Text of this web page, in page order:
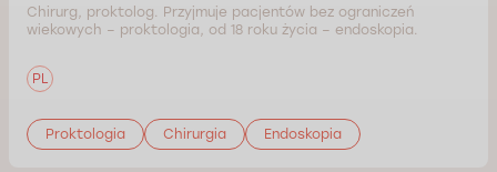
Chirurg, proktolog. Przyjmuje pacjentów bez ograniczeń
wiekowych – proktologia, od 18 roku życia – endoskopia.
PL
Proktologia Chirurgia Endoskopia